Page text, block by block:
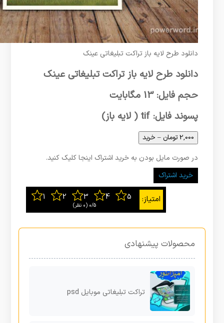
دانلود طرح لایه باز تراکت تبلیغاتی عینک
دانلود طرح لایه باز تراکت تبلیغاتی عینک
حجم فایل: 13 مگابایت
پسوند فایل: tif ( لایه باز)
2,000 تومان – خرید
در صورت مایل بودن به خرید اشتراک اینجا کلیک کنید.
خرید اشتراک
0/5 ‫(0 نظر)
محصولات پیشنهادی
تراکت تبلیغاتی موبایل psd